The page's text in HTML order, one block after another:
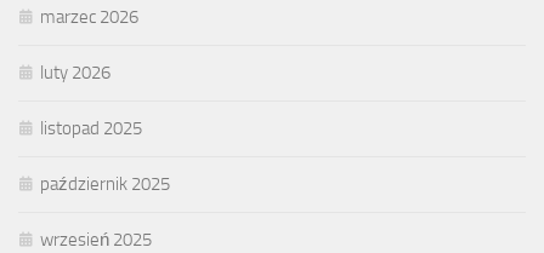
marzec 2026
luty 2026
listopad 2025
październik 2025
wrzesień 2025